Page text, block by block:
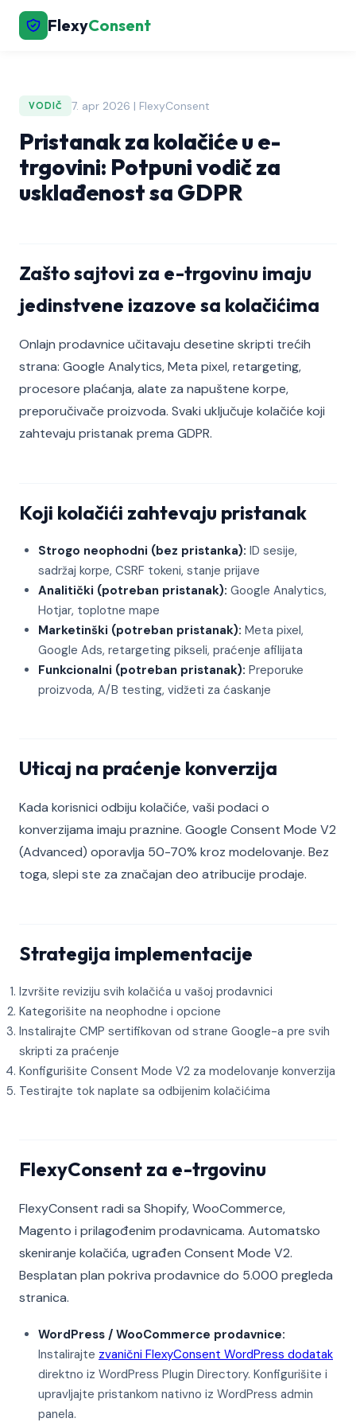
FlexyConsent
VODIČ 7. apr 2026 | FlexyConsent
Pristanak za kolačiće u e-
trgovini: Potpuni vodič za
usklađenost sa GDPR
Zašto sajtovi za e-trgovinu imaju
jedinstvene izazove sa kolačićima
Onlajn prodavnice učitavaju desetine skripti trećih
strana: Google Analytics, Meta pixel, retargeting,
procesore plaćanja, alate za napuštene korpe,
preporučivače proizvoda. Svaki uključuje kolačiće koji
zahtevaju pristanak prema GDPR.
Koji kolačići zahtevaju pristanak
Strogo neophodni (bez pristanka): ID sesije,
sadržaj korpe, CSRF tokeni, stanje prijave
Analitički (potreban pristanak): Google Analytics,
Hotjar, toplotne mape
Marketinški (potreban pristanak): Meta pixel,
Google Ads, retargeting pikseli, praćenje afilijata
Funkcionalni (potreban pristanak): Preporuke
proizvoda, A/B testing, vidžeti za ćaskanje
Uticaj na praćenje konverzija
Kada korisnici odbiju kolačiće, vaši podaci o
konverzijama imaju praznine. Google Consent Mode V2
(Advanced) oporavlja 50-70% kroz modelovanje. Bez
toga, slepi ste za značajan deo atribucije prodaje.
Strategija implementacije
Izvršite reviziju svih kolačića u vašoj prodavnici
Kategorišite na neophodne i opcione
Instalirajte CMP sertifikovan od strane Google-a pre svih
skripti za praćenje
Konfigurišite Consent Mode V2 za modelovanje konverzija
Testirajte tok naplate sa odbijenim kolačićima
FlexyConsent za e-trgovinu
FlexyConsent radi sa Shopify, WooCommerce,
Magento i prilagođenim prodavnicama. Automatsko
skeniranje kolačića, ugrađen Consent Mode V2.
Besplatan plan pokriva prodavnice do 5.000 pregleda
stranica.
WordPress / WooCommerce prodavnice:
Instalirajte zvanični FlexyConsent WordPress dodatak
direktno iz WordPress Plugin Directory. Konfigurišite i
upravljajte pristankom nativno iz WordPress admin
panela.